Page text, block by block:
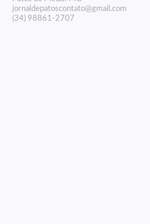
jornaldepatoscontato@gmail.com
(34) 98861-2707